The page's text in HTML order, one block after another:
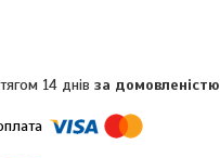
14 днів за домовленістю